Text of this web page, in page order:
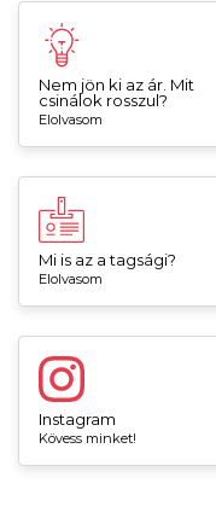
Nem jön ki az ár. Mit
csinálok rosszul?
Elolvasom
Mi is az a tagsági?
Elolvasom
Instagram
Kövess minket!